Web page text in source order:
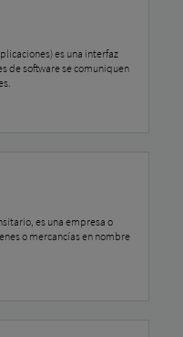
es una interfaz
de software se comuniquen
es una empresa o
o mercancías en nombre